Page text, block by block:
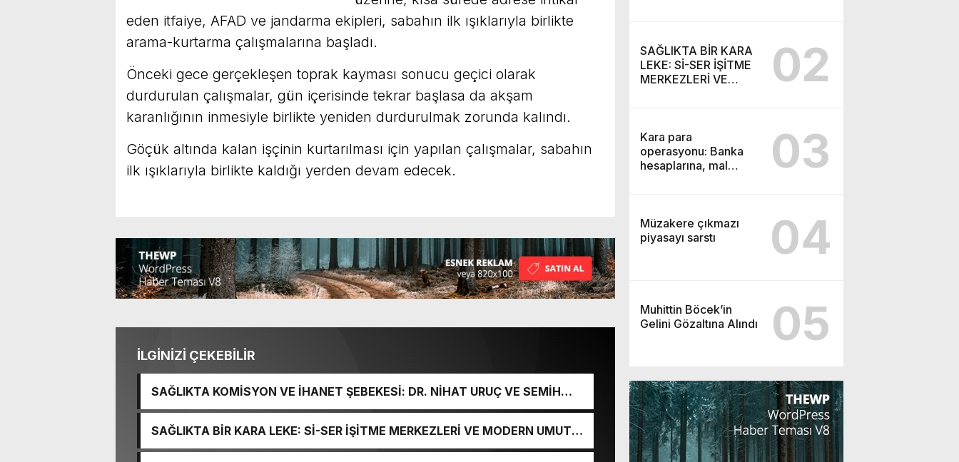
VURGUNU!
SAĞLIKTA BİR KARA
LEKE: Sİ-SER İŞİTME
MERKEZLERİ VE
02
Kara para
operasyonu: Banka
hesaplarına, mal
03
Müzakere çıkmazı
piyasayı sarstı
04
Muhittin Böcek’in
Gelini Gözaltına Alındı
05
eden itfaiye, AFAD ve jandarma ekipleri, sabahın ilk ışıklarıyla birlikte
arama-kurtarma çalışmalarına başladı.
Önceki gece gerçekleşen toprak kayması sonucu geçici olarak
durdurulan çalışmalar, gün içerisinde tekrar başlasa da akşam
karanlığının inmesiyle birlikte yeniden durdurulmak zorunda kalındı.
Göçük altında kalan işçinin kurtarılması için yapılan çalışmalar, sabahın
ilk ışıklarıyla birlikte kaldığı yerden devam edecek.
İLGİNİZİ ÇEKEBİLİR
SAĞLIKTA KOMİSYON VE İHANET ŞEBEKESİ: DR. NİHAT URUÇ VE SEMİH
İŞİTME MERKEZİ’NİN SGK VURGUNU!
SAĞLIKTA BİR KARA LEKE: Sİ-SER İŞİTME MERKEZLERİ VE MODERN UMUT
TACİRLİĞİ